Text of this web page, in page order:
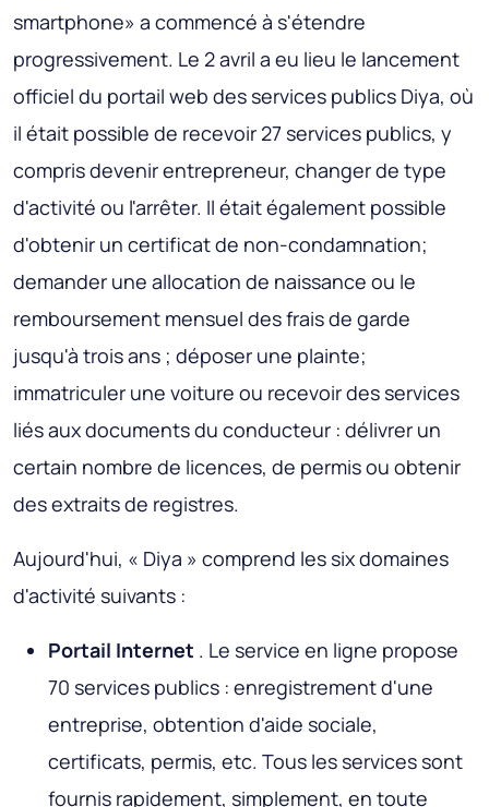
smartphone» a commencé à s'étendre
progressivement. Le 2 avril a eu lieu le lancement
officiel du portail web des services publics Diya, où
il était possible de recevoir 27 services publics, y
compris devenir entrepreneur, changer de type
d'activité ou l'arrêter. Il était également possible
d'obtenir un certificat de non-condamnation;
demander une allocation de naissance ou le
remboursement mensuel des frais de garde
jusqu'à trois ans ; déposer une plainte;
immatriculer une voiture ou recevoir des services
liés aux documents du conducteur : délivrer un
certain nombre de licences, de permis ou obtenir
des extraits de registres.
Aujourd'hui, « Diya » comprend les six domaines
d'activité suivants :
Portail Internet . Le service en ligne propose
70 services publics : enregistrement d'une
entreprise, obtention d'aide sociale,
certificats, permis, etc. Tous les services sont
fournis rapidement, simplement, en toute